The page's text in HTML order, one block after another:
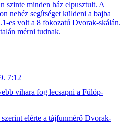
szinte minden ház elpusztult. A
nehéz segítséget küldeni a bajba
es volt a 8 fokozatú Dvorak-skálán.
mérni tudnak.
7:12
vihara fog lecsapni a Fülöp-
elérte a tájfunmérő Dvorak-